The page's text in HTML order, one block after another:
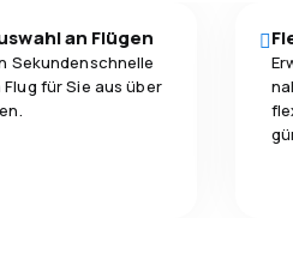
an Flügen
Sekundenschnelle
für Sie aus über